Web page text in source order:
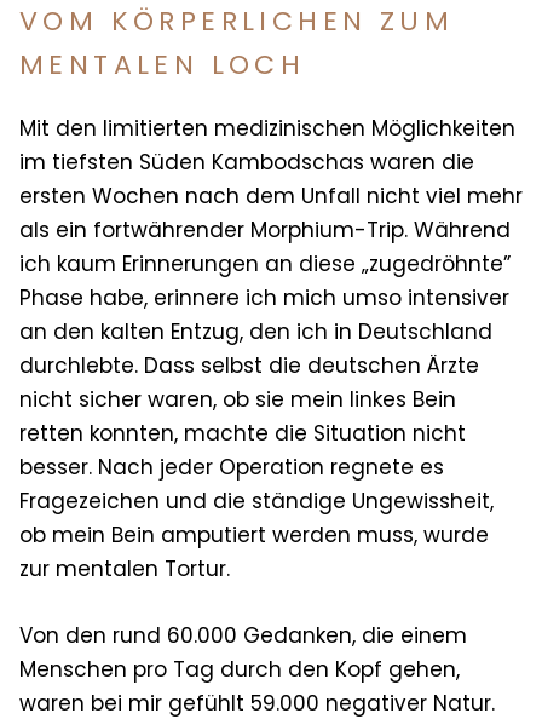
VOM KÖRPERLICHEN ZUM
MENTALEN LOCH
Mit den limitierten medizinischen Möglichkeiten
im tiefsten Süden Kambodschas waren die
ersten Wochen nach dem Unfall nicht viel mehr
als ein fortwährender Morphium-Trip. Während
ich kaum Erinnerungen an diese „zugedröhnte”
Phase habe, erinnere ich mich umso intensiver
an den kalten Entzug, den ich in Deutschland
durchlebte. Dass selbst die deutschen Ärzte
nicht sicher waren, ob sie mein linkes Bein
retten konnten, machte die Situation nicht
besser. Nach jeder Operation regnete es
Fragezeichen und die ständige Ungewissheit,
ob mein Bein amputiert werden muss, wurde
zur mentalen Tortur.
Von den rund 60.000 Gedanken, die einem
Menschen pro Tag durch den Kopf gehen,
waren bei mir gefühlt 59.000 negativer Natur.